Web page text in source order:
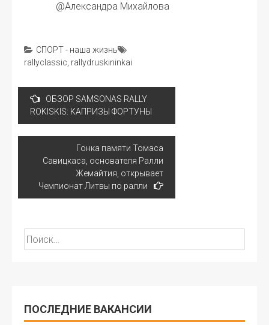
@Александра Михайлова
СПОРТ - наша жизнь
rallyclassic rallydruskininkai
Навигация
записям
ОБЗОР SAMSONAS RALLY
ROKISKIS: КАПРИЗЫ ФОРТУНЫ
Гонка памяти Томаса
Савицкаса, основателя Ралли
Жемайтия, открывает
Чемпионат Литвы по ралли
Найти:
ПОСЛЕДНИЕ ВАКАНСИИ